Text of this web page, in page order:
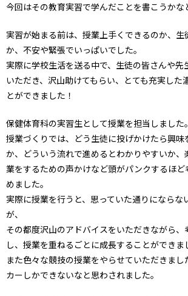
今回はその教育実習で学んだことを書こうかな
実習が始まる前は、授業上手くできるのか、生
か、不安や緊張でいっぱいでした。
実際に学校生活を送る中で、生徒の皆さんや先
いただき、沢山助けてもらい、とても充実した
とができました！
保健体育科の実習生として授業を担当しました。
授業づくりでは、どう生徒に投げかけたら興味
か、どういう流れで進めるとわかりやすいか
業をするための声かけなど頭がパンクするほ
めました。
実際に授業を行うと、思っていた通りにならな
が、
その都度沢山のアドバイスをいただきながら、
し、授業を重ねるごとに成長することができま
また色々な競技の授業をやらせていただきまし
カーしかできないなと思わされました。